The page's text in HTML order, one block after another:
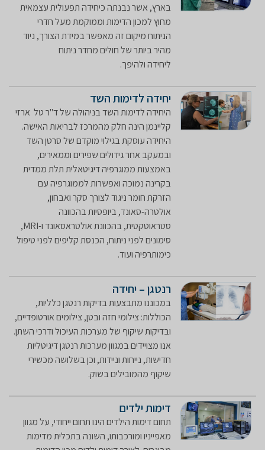
בארץ, אשר נבנתה כיחידה תפעולית עצמאית
מחוץ למכון הדימות וממוקמת מעל חדרי
הניתוח מיקום זה מאפשר במידת הצורך, ניוד
מהיר ביותר של חולים מחדר ניתוח
ליחידה ולהיפך.
יחידה לדימות השד
היחידה לדימות השד בניהולה של ד"ר טל ארזי
קליינמן הינה חלק מהמרכז לבריאות האישה.
היחידה עוסקת בגילוי מוקדם של סרטן השד
ובמעקב אחר גידולים שפירים וממאירים,
באמצעות ממוגרפיה דיגיטאלית תלת ממדית
בקרינה נמוכה ואפשרות לממוגרפיה עם
הזרקת חומר ניגוד לצורך סקר ואבחון,
אולטרה-סאונד, ביופסיות בהכוונה
סטראוטקטית, בהכוונת אולטראסאונד ו-MRI,
סימונים לפני ניתוח, הכנסת קליפים לפני טיפול
כימותרפיה ועוד.
רנטגן – יחידה
במכוננו מתבצעות בדיקות רנטגן כלליות,
הכוללות: צילומי חזה ובטן, צילומים אורטופדיים,
ובדיקות שיקוף של מערכות העיכול ודרכי השתן.
אנו מצויידים במגוון מערכות רנטגן דיגיטליות
חדישות, נייחות וניידות, וכן בשלושה מכשירי
שיקוף מהמובילים בשוק.
דימות ילדים
תחום דימות הילדים הינו תחום ייחודי, על מגוון
מאפייניו ומורכבותו, השונה בתכלית מדימות